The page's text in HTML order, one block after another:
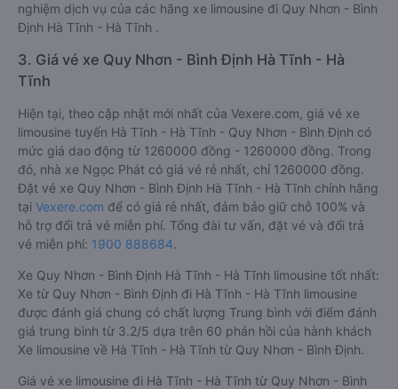
nghiệm dịch vụ của các hãng xe limousine đi Quy Nhơn - Bình
Định Hà Tĩnh - Hà Tĩnh .
3. Giá vé xe Quy Nhơn - Bình Định Hà Tĩnh - Hà
Tĩnh
Hiện tại, theo cập nhật mới nhất của Vexere.com, giá vé xe
limousine tuyến Hà Tĩnh - Hà Tĩnh - Quy Nhơn - Bình Định có
mức giá dao động từ 1260000 đồng - 1260000 đồng. Trong
đó, nhà xe Ngọc Phát có giá vé rẻ nhất, chỉ 1260000 đồng.
Đặt vé xe Quy Nhơn - Bình Định Hà Tĩnh - Hà Tĩnh chính hãng
tại Vexere.com để có giá rẻ nhất, đảm bảo giữ chỗ 100% và
hỗ trợ đổi trả vé miễn phí. Tổng đài tư vấn, đặt vé và đổi trả
vé miễn phí: 1900 888684.
Xe Quy Nhơn - Bình Định Hà Tĩnh - Hà Tĩnh limousine tốt nhất:
Xe từ Quy Nhơn - Bình Định đi Hà Tĩnh - Hà Tĩnh limousine
được đánh giá chung có chất lượng Trung bình với điểm đánh
giá trung bình từ 3.2/5 dựa trên 60 phản hồi của hành khách
Xe limousine về Hà Tĩnh - Hà Tĩnh từ Quy Nhơn - Bình Định.
Giá vé xe limousine đi Hà Tĩnh - Hà Tĩnh từ Quy Nhơn - Bình